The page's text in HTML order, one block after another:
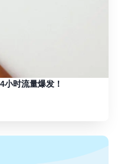
时流量爆发！